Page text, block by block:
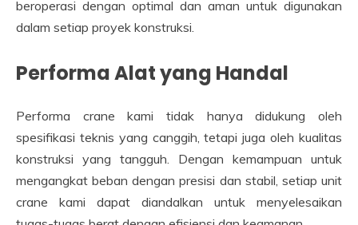
beroperasi dengan optimal dan aman untuk digunakan
dalam setiap proyek konstruksi.
Performa Alat yang Handal
Performa crane kami tidak hanya didukung oleh
spesifikasi teknis yang canggih, tetapi juga oleh kualitas
konstruksi yang tangguh. Dengan kemampuan untuk
mengangkat beban dengan presisi dan stabil, setiap unit
crane kami dapat diandalkan untuk menyelesaikan